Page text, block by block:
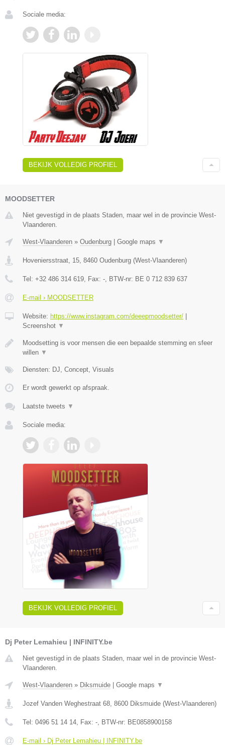
Sociale media:
BEKIJK VOLLEDIG PROFIEL
MOODSETTER
Niet gevestigd in de plaats Staden, maar wel in de provincie West-
Vlaanderen.
West-Vlaanderen » Oudenburg Google maps ▼
Hoveniersstraat, 15 8460 Oudenburg (West-Vlaanderen)
Tel: +32 486 314 619 , Fax: - , BTW-nr: BE 0 712 839 637
E-mail › MOODSETTER
Website: https://www.instagram.com/deeepmoodsetter/
Screenshot ▼
Moodsetting is voor mensen die een bepaalde stemming en sfeer
willen ▼
Diensten: DJ, Concept, Visuals
Er wordt gewerkt op afspraak.
Laatste tweets ▼
Sociale media:
BEKIJK VOLLEDIG PROFIEL
Dj Peter Lemahieu | INFINITY.be
Niet gevestigd in de plaats Staden, maar wel in de provincie West-
Vlaanderen.
West-Vlaanderen » Diksmuide Google maps ▼
Jozef Vanden Weghestraat 68 8600 Diksmuide (West-Vlaanderen)
Tel: 0496 51 14 14 , Fax: - , BTW-nr: BE0858900158
E-mail › Dj Peter Lemahieu | INFINITY.be